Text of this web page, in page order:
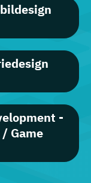
-
Game